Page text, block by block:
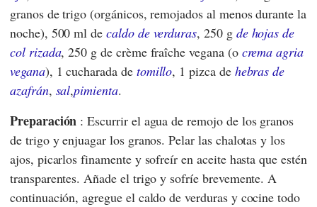
granos de trigo (orgánicos, remojados al menos durante la
noche), 500 ml decaldo de verduras, 250 g de hojas de
col rizada, 250 g de crème fraîche vegana (o crema agria
vegana), 1 cucharada de tomillo, 1 pizca de hebras de
azafrán, sal,pimienta.
Preparación : Escurrir el agua de remojo de los granos
de trigo y enjuagar los granos. Pelar las chalotas y los
ajos, picarlos finamente y sofreír en aceite hasta que estén
transparentes. Añade el trigo y sofríe brevemente. A
continuación, agregue el caldo de verduras y cocine todo